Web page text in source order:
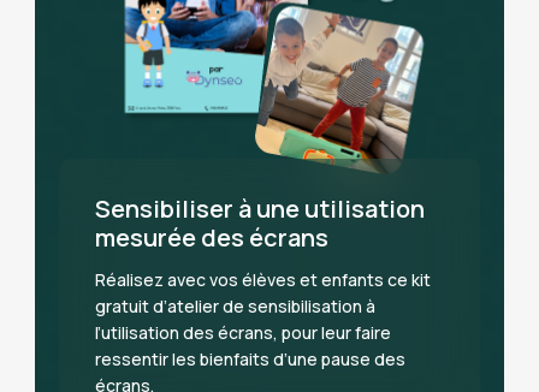
Sensibiliser à une utilisation
mesurée des écrans
Réalisez avec vos élèves et enfants ce kit
gratuit d’atelier de sensibilisation à
l’utilisation des écrans, pour leur faire
ressentir les bienfaits d’une pause des
écrans.